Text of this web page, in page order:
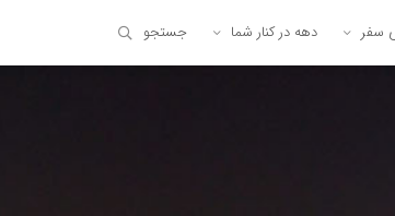
سفر دهه در کنار شما جستجو